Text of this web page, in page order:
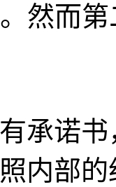
然而
承诺
内部